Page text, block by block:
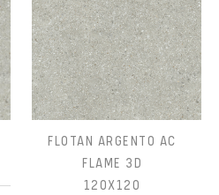
FLOTAN ARGENTO AC
FLAME 3D
120X120